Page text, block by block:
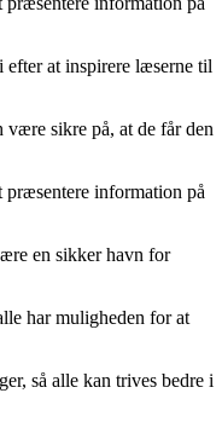
at inspirere læserne til
sikre på, at de får den
præsentere information på
en sikker havn for
har muligheden for at
så alle kan trives bedre i